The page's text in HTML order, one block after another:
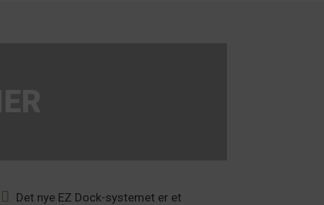
Det nye EZ Dock-systemet er et